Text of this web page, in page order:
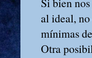
al ideal,
mínimas
Otra